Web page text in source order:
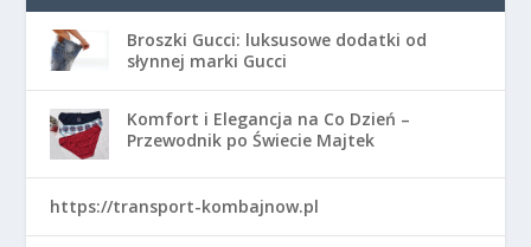
Broszki Gucci: luksusowe dodatki od
słynnej marki Gucci
Komfort i Elegancja na Co Dzień –
Przewodnik po Świecie Majtek
https://transport-kombajnow.pl